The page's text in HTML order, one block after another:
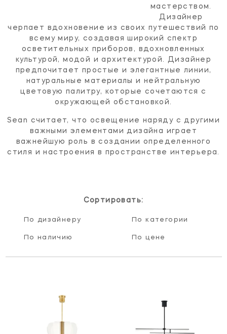
мастерством.
Дизайнер
черпает вдохновение из своих путешествий по
всему миру, создавая широкий спектр
осветительных приборов, вдохновленных
культурой, модой и архитектурой. Дизайнер
предпочитает простые и элегантные линии,
натуральные материалы и нейтральную
цветовую палитру, которые сочетаются с
окружающей обстановкой.
Sean считает, что освещение наряду с другими
важными элементами дизайна играет
важнейшую роль в создании определенного
стиля и настроения в пространстве интерьера.
Сортировать:
По дизайнеру По категории
По наличию По цене